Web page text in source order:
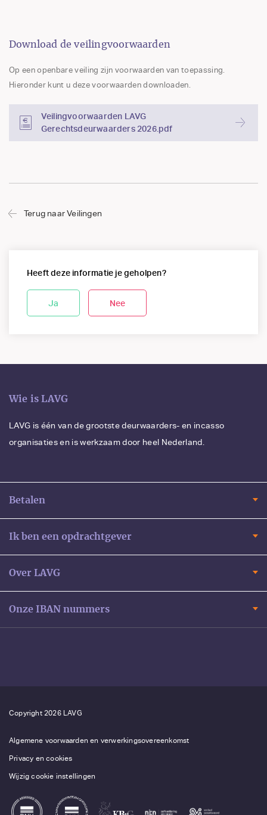
Download de veilingvoorwaarden
Op een openbare veiling zijn voorwaarden van toepassing.
Hieronder kunt u deze voorwaarden downloaden.
Veilingvoorwaarden LAVG
Gerechtsdeurwaarders 2026.pdf
Terug naar Veilingen
Heeft deze informatie je geholpen?
Ja Nee
Wie is LAVG
LAVG is één van de grootste deurwaarders- en incasso
organisaties en is werkzaam door heel Nederland.
Betalen
Ik ben een opdrachtgever
Over LAVG
Onze IBAN nummers
Copyright 2026 LAVG
Algemene voorwaarden en verwerkingsovereenkomst
Privacy en cookies
Wijzig cookie instellingen